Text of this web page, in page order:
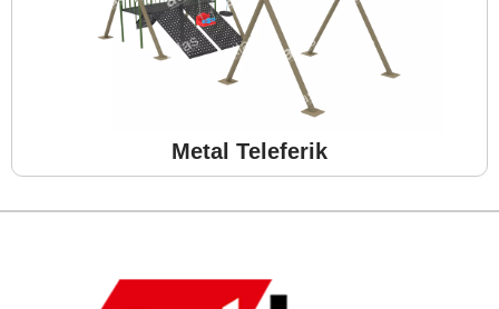
Metal Teleferik